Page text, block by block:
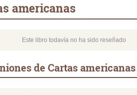
americanas
Este libro todavía no ha sido reseñado
de Cartas americanas